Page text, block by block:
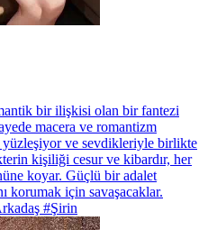
bir ilişkisi olan bir fantezi
macera ve romantizm
yüzleşiyor ve sevdikleriyle birlikte
kişiliği cesur ve kibardır, her
koyar. Güçlü bir adalet
korumak için savaşacaklar.
#Şirin